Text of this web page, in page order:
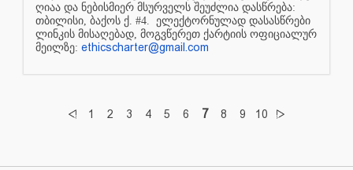
ღიაა და ნებისმიერ მსურველს შეუძლია დასწრება:
თბილისი, ბაქოს ქ. #4.
ელექტორნულად დასასწრები
ლინკის მისაღებად, მოგვწერეთ ქარტიის ოფიციალურ
მეილზე: ethicscharter@gmail.com
1 2 3 4 5 6 7 8 9 10